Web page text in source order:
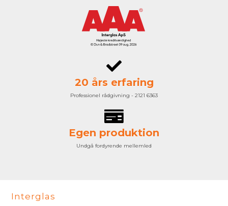
20 års erfaring
Professionel rådgivning - 2121 6363
Egen produktion
Undgå fordyrende mellemled
Interglas